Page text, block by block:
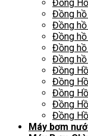
Đồng
Đồng
Đồng
Đồng
Đồng
Đồng
Đồng
Đồng
Đồng
Đồng
Đồng
Máy bơm